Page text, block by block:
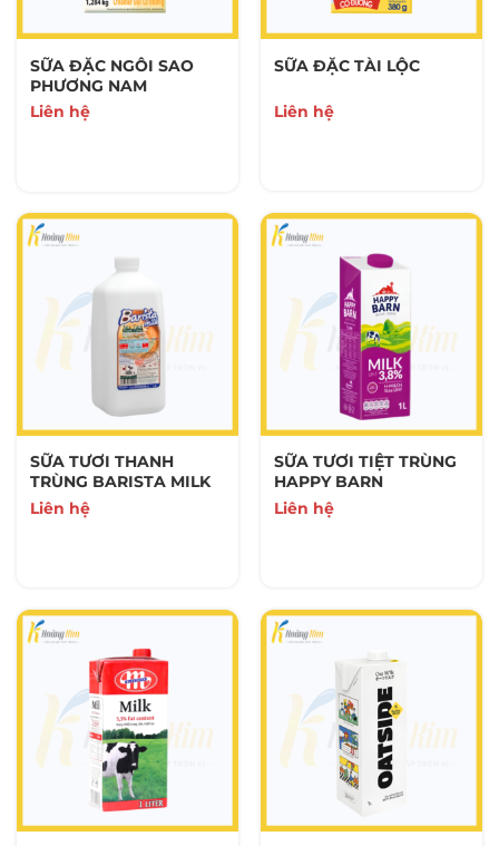
SỮA ĐẶC NGÔI SAO
PHƯƠNG NAM
Liên hệ
SỮA ĐẶC TÀI LỘC
Liên hệ
SỮA TƯƠI THANH
TRÙNG BARISTA MILK
Liên hệ
SỮA TƯƠI TIỆT TRÙNG
HAPPY BARN
Liên hệ